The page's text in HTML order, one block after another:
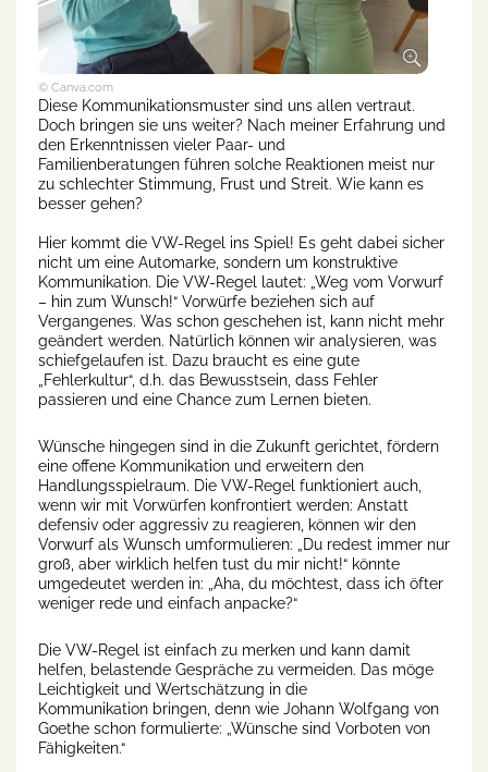
© Canva.com
Diese Kommunikationsmuster sind uns allen vertraut.
Doch bringen sie uns weiter? Nach meiner Erfahrung und
den Erkenntnissen vieler Paar- und
Familienberatungen führen solche Reaktionen meist nur
zu schlechter Stimmung, Frust und Streit. Wie kann es
besser gehen?
Hier kommt die VW-Regel ins Spiel! Es geht dabei sicher
nicht um eine Automarke, sondern um konstruktive
Kommunikation. Die VW-Regel lautet: „Weg vom Vorwurf
– hin zum Wunsch!“ Vorwürfe beziehen sich auf
Vergangenes. Was schon geschehen ist, kann nicht mehr
geändert werden. Natürlich können wir analysieren, was
schiefgelaufen ist. Dazu braucht es eine gute
„Fehlerkultur“, d.h. das Bewusstsein, dass Fehler
passieren und eine Chance zum Lernen bieten.
Wünsche hingegen sind in die Zukunft gerichtet, fördern
eine offene Kommunikation und erweitern den
Handlungsspielraum. Die VW-Regel funktioniert auch,
wenn wir mit Vorwürfen konfrontiert werden: Anstatt
defensiv oder aggressiv zu reagieren, können wir den
Vorwurf als Wunsch umformulieren: „Du redest immer nur
groß, aber wirklich helfen tust du mir nicht!“ könnte
umgedeutet werden in: „Aha, du möchtest, dass ich öfter
weniger rede und einfach anpacke?“
Die VW-Regel ist einfach zu merken und kann damit
helfen, belastende Gespräche zu vermeiden. Das möge
Leichtigkeit und Wertschätzung in die
Kommunikation bringen, denn wie Johann Wolfgang von
Goethe schon formulierte: „Wünsche sind Vorboten von
Fähigkeiten.“